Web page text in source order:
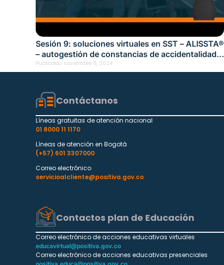
Sesión 9: soluciones virtuales en SST – ALISSTA®
– autogestión de constancias de accidentalidad y
morbilidad Fecha: noviembre 8, 2024
Publicado: noviembre 8, 2024
Contáctanos
Líneas gratuitas de atención nacional
01 8000 11 1170
Líneas de atención en Bogotá
(+57) 601 3307000
Correo electrónico
servicioalcliente@positiva.gov.co
Contactos plan de Educación
Correo electrónico de acciones educativas virtuales
educavirtual@positiva.gov.co
Correo electrónico de acciones educativas presenciales